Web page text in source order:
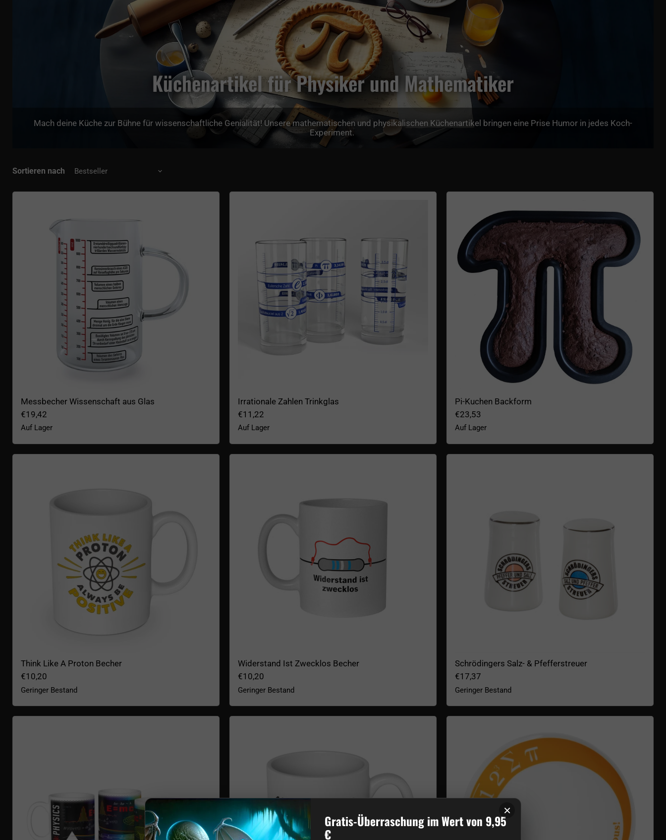
Küchenartikel für Physiker und Mathematiker
Mach deine Küche zur Bühne für wissenschaftliche Genialität! Unsere mathematischen und physikalischen Küchenartikel bringen eine Prise Humor in jedes Koch-
Experiment.
Sortieren nach
Messbecher Wissenschaft aus Glas
€19,42
Auf Lager
Irrationale Zahlen Trinkglas
€11,22
Auf Lager
Pi-Kuchen Backform
€23,53
Auf Lager
Think Like A Proton Becher
€10,20
Geringer Bestand
Widerstand Ist Zwecklos Becher
€10,20
Geringer Bestand
Schrödingers Salz- & Pfefferstreuer
€17,37
Geringer Bestand
×
Gratis-Überraschung im Wert von 9,95
€